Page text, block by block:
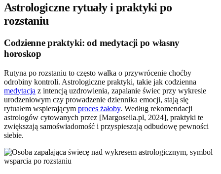
Astrologiczne rytuały i praktyki po
rozstaniu
Codzienne praktyki: od medytacji po własny
horoskop
Rutyna po rozstaniu to często walka o przywrócenie choćby
odrobiny kontroli. Astrologiczne praktyki, takie jak codzienna
medytacja z intencją uzdrowienia, zapalanie świec przy wykresie
urodzeniowym czy prowadzenie dziennika emocji, stają się
rytuałem wspierającym proces żałoby. Według rekomendacji
astrologów cytowanych przez [Margoseila.pl, 2024], praktyki te
zwiększają samoświadomość i przyspieszają odbudowę pewności
siebie.